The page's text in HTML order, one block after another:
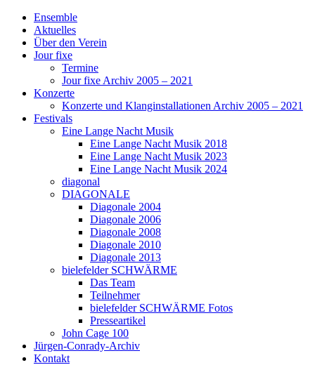
Ensemble
Aktuelles
Über den Verein
Jour fixe
Termine
Jour fixe Archiv 2005 – 2021
Konzerte
Konzerte und Klanginstallationen Archiv 2005 – 2021
Festivals
Eine Lange Nacht Musik
Eine Lange Nacht Musik 2018
Eine Lange Nacht Musik 2023
Eine Lange Nacht Musik 2024
diagonal
DIAGONALE
Diagonale 2004
Diagonale 2006
Diagonale 2008
Diagonale 2010
Diagonale 2013
bielefelder SCHWÄRME
Das Team
Teilnehmer
bielefelder SCHWÄRME Fotos
Presseartikel
John Cage 100
Jürgen-Conrady-Archiv
Kontakt